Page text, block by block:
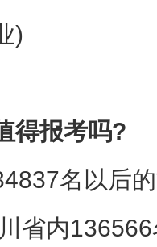
)
得报考吗?
名以后
省内136566